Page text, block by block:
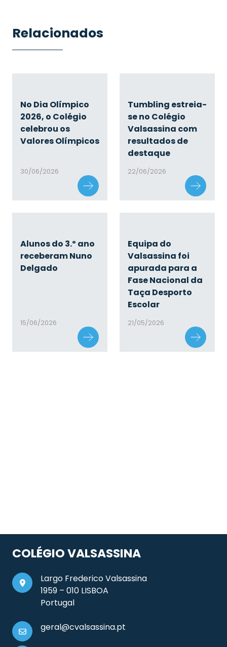
Relacionados
No Dia Olímpico
2026, o Colégio
celebrou os
Valores Olímpicos
30/06/2026
Tumbling estreia-
se no Colégio
Valsassina com
resultados de
destaque
22/06/2026
Alunos do 3.º ano
receberam Nuno
Delgado
15/06/2026
Equipa do
Valsassina foi
apurada para a
Fase Nacional da
Taça Desporto
Escolar
21/05/2026
COLÉGIO VALSASSINA
Largo Frederico Valsassina
1959 – 010 LISBOA
Portugal
geral@cvalsassina.pt